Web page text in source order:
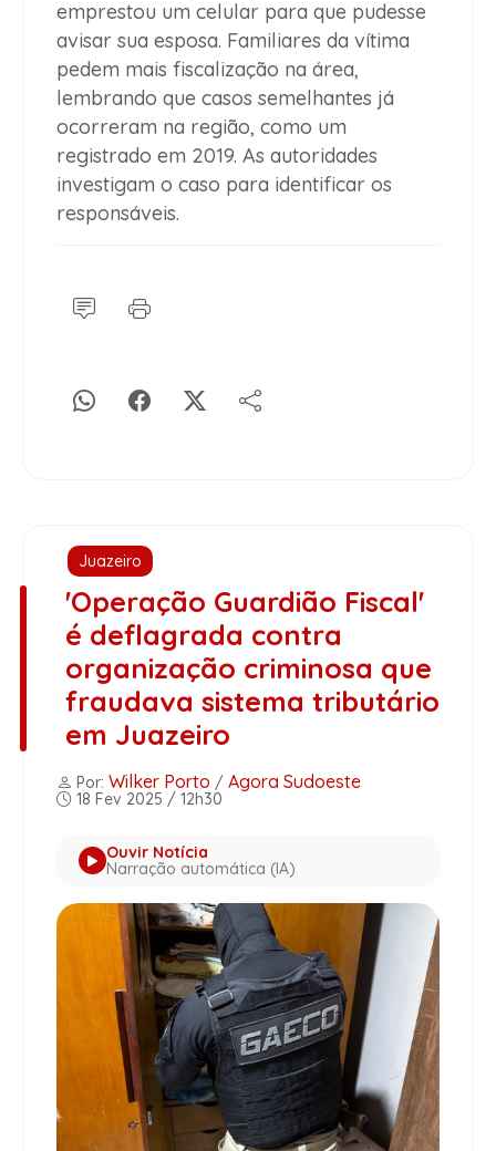
emprestou um celular para que pudesse
avisar sua esposa. Familiares da vítima
pedem mais fiscalização na área,
lembrando que casos semelhantes já
ocorreram na região, como um
registrado em 2019. As autoridades
investigam o caso para identificar os
responsáveis.
Juazeiro
'Operação Guardião Fiscal'
é deflagrada contra
organização criminosa que
fraudava sistema tributário
em Juazeiro
Por: Wilker Porto / Agora Sudoeste
18 Fev 2025 / 12h30
Ouvir Notícia
Narração automática (IA)